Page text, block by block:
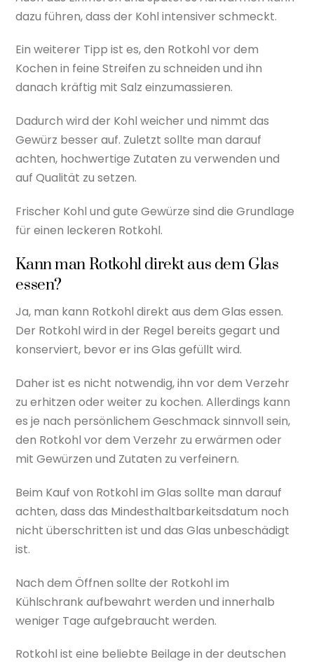
dazu führen, dass der Kohl intensiver schmeckt.
Ein weiterer Tipp ist es, den Rotkohl vor dem
Kochen in feine Streifen zu schneiden und ihn
danach kräftig mit Salz einzumassieren.
Dadurch wird der Kohl weicher und nimmt das
Gewürz besser auf. Zuletzt sollte man darauf
achten, hochwertige Zutaten zu verwenden und
auf Qualität zu setzen.
Frischer Kohl und gute Gewürze sind die Grundlage
für einen leckeren Rotkohl.
Kann man Rotkohl direkt aus dem Glas
essen?
Ja, man kann Rotkohl direkt aus dem Glas essen.
Der Rotkohl wird in der Regel bereits gegart und
konserviert, bevor er ins Glas gefüllt wird.
Daher ist es nicht notwendig, ihn vor dem Verzehr
zu erhitzen oder weiter zu kochen. Allerdings kann
es je nach persönlichem Geschmack sinnvoll sein,
den Rotkohl vor dem Verzehr zu erwärmen oder
mit Gewürzen und Zutaten zu verfeinern.
Beim Kauf von Rotkohl im Glas sollte man darauf
achten, dass das Mindesthaltbarkeitsdatum noch
nicht überschritten ist und das Glas unbeschädigt
ist.
Nach dem Öffnen sollte der Rotkohl im
Kühlschrank aufbewahrt werden und innerhalb
weniger Tage aufgebraucht werden.
Rotkohl ist eine beliebte Beilage in der deutschen